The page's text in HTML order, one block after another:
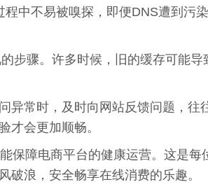
中不易被嗅探，即便DNS遭到污
步骤。许多时候，旧的缓存可能
异常时，及时向网站反馈问题，往
才会更加顺畅。
保障电商平台的健康运营。这是每
浪，安全畅享在线消费的乐趣。